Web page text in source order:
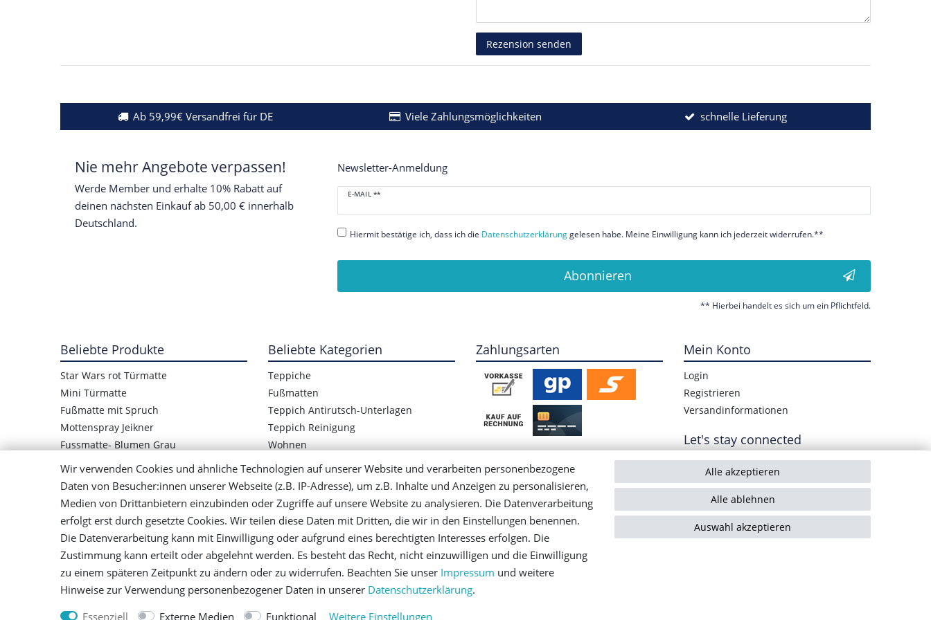
Rezensionstext
Rezension senden
Ab 59,99€ Versandfrei für DE Viele Zahlungsmöglichkeiten schnelle Lieferung
Nie mehr Angebote verpassen!
Werde Member und erhalte 10% Rabatt auf
deinen nächsten Einkauf ab 50,00 € innerhalb
Deutschland.
Newsletter-Anmeldung
E-MAIL **
Newsletter
Honig
Hiermit bestätige ich, dass ich die Daten­schutz­erklärunggelesen habe. Meine Einwilligung kann ich jederzeit widerrufen.**
Abonnieren
** Hierbei handelt es sich um ein Pflichtfeld.
Beliebte Produkte
Star Wars rot Türmatte
Mini Türmatte
Fußmatte mit Spruch
Mottenspray Jeikner
Fussmatte- Blumen Grau
Star Wars Logo Türmatte
Kinder Fußmatte Frosch
Mensch ärger Dich nicht Teppich
Bunter Teppich Handgewebt
Beliebte Kategorien
Teppiche
Fußmatten
Teppich Antirutsch-Unterlagen
Teppich Reinigung
Wohnen
Zahlungsarten Mein Konto
Login
Registrieren
Versandinformationen
Let's stay connected
Impressum Daten­schutz­erklärung Barrierefreiheitserklärung Widerrufs­recht
Wir verwenden Cookies und ähnliche Technologien auf unserer Website und verarbeiten personenbezogene
Daten von Besucher:innen unserer Webseite (z.B. IP-Adresse), um z.B. Inhalte und Anzeigen zu personalisieren,
Medien von Drittanbietern einzubinden oder Zugriffe auf unsere Website zu analysieren. Die Datenverarbeitung
erfolgt erst durch gesetzte Cookies. Wir teilen diese Daten mit Dritten, die wir in den Einstellungen benennen.
Die Datenverarbeitung kann mit Einwilligung oder aufgrund eines berechtigten Interesses erfolgen. Die
Zustimmung kann erteilt oder abgelehnt werden. Es besteht das Recht, nicht einzuwilligen und die Einwilligung
zu einem späteren Zeitpunkt zu ändern oder zu widerrufen. Beachten Sie unser Impressum und weitere
Hinweise zur Verwendung personenbezogener Daten in unserer Daten­schutz­erklärung.
Essenziell
Externe Medien Funktional Weitere Einstellungen
Alle akzeptieren
Alle ablehnen
Auswahl akzeptieren